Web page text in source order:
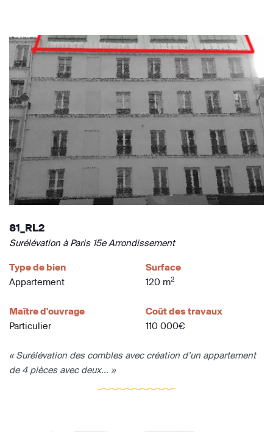
81_RL2
Surélévation à Paris 15e Arrondissement
Type de bien
Appartement
Surface
120 m2
Maître d'ouvrage
Particulier
Coût des travaux
110 000€
« Surélévation des combles avec création d’un appartement
de 4 pièces avec deux... »